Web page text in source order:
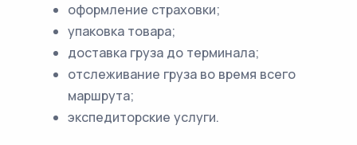
оформление страховки;
упаковка товара;
доставка груза до терминала;
отслеживание груза во время всего
маршрута;
экспедиторские услуги.